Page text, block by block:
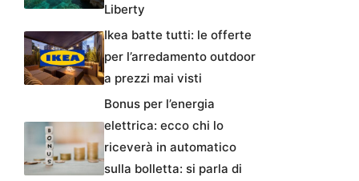
Liberty
Ikea batte tutti: le offerte
per l’arredamento outdoor
a prezzi mai visti
Bonus per l’energia
elettrica: ecco chi lo
riceverà in automatico
sulla bolletta: si parla di